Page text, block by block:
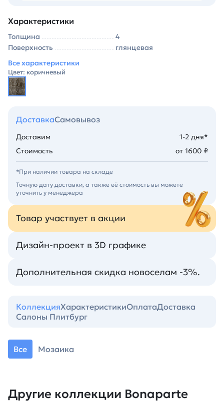
Характеристики
Толщина
4
Поверхность
глянцевая
Все характеристики
Цвет: коричневый
ДоставкаСамовывоз
Доставим
1-2 дня*
Стоимость
от 1600 ₽
*При наличии товара на складе
Точную дату доставки, а также её стоимость вы можете
уточнить у менеджера
Товар участвует в акции
Дизайн-проект в 3D графике
Дополнительная скидка новоселам -3%.
КоллекцияХарактеристикиОплатаДоставка
Салоны Плитбург
Все Мозаика
Другие коллекции Bonaparte